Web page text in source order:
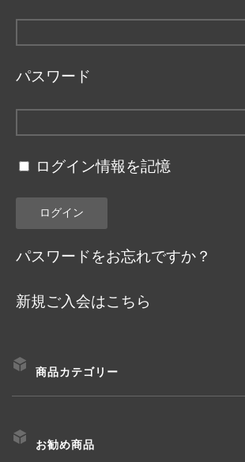
パスワード
ログイン情報を記憶
パスワードをお忘れですか？
新規ご入会はこちら
商品カテゴリー
お勧め商品